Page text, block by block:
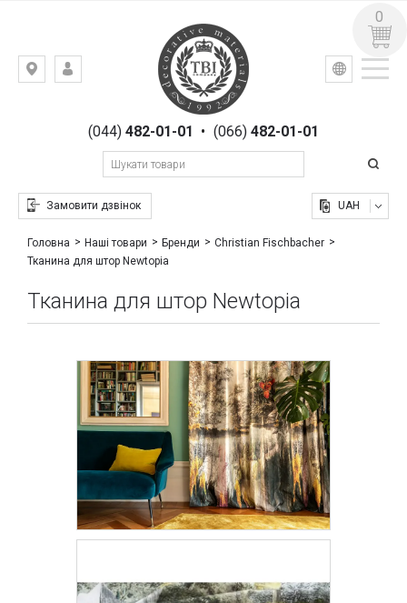
Київ,
Гоголівська,(044)482-01-01 • (066) 482-01-01
Замовити дзвінок
УКР РУС
UAH
0
Головна Наші товари Бренди
Christian Fischbacher
Тканина для штор Newtopia
Тканина для штор Newtopia